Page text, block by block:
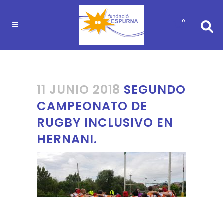
0
11 JUNIO 2018 SEGUNDO
CAMPEONATO DE
RUGBY INCLUSIVO EN
HERNANI.